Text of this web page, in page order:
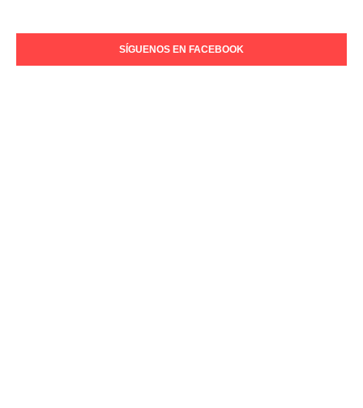
SÍGUENOS EN FACEBOOK